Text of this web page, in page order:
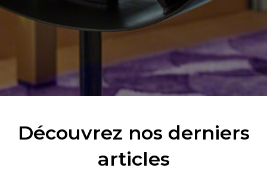
À la fin de la période de location, les
produits sont automatiquement
retournés au propriétaire, sauf accord
contraire et préalable confirmé par écrit.
Découvrez nos derniers
articles